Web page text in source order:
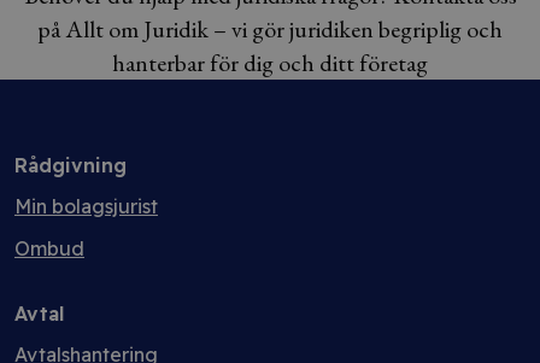
på Allt om Juridik – vi gör juridiken begriplig och
hanterbar för dig och ditt företag
Rådgivning
Min bolagsjurist
Ombud
Avtal
Avtalshantering